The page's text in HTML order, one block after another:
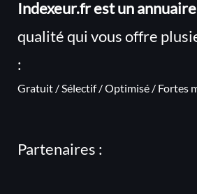
Indexeur.fr est un
qualité qui vous offre
:
Gratuit / Sélectif / Optimisé / Fortes
Partenaires :